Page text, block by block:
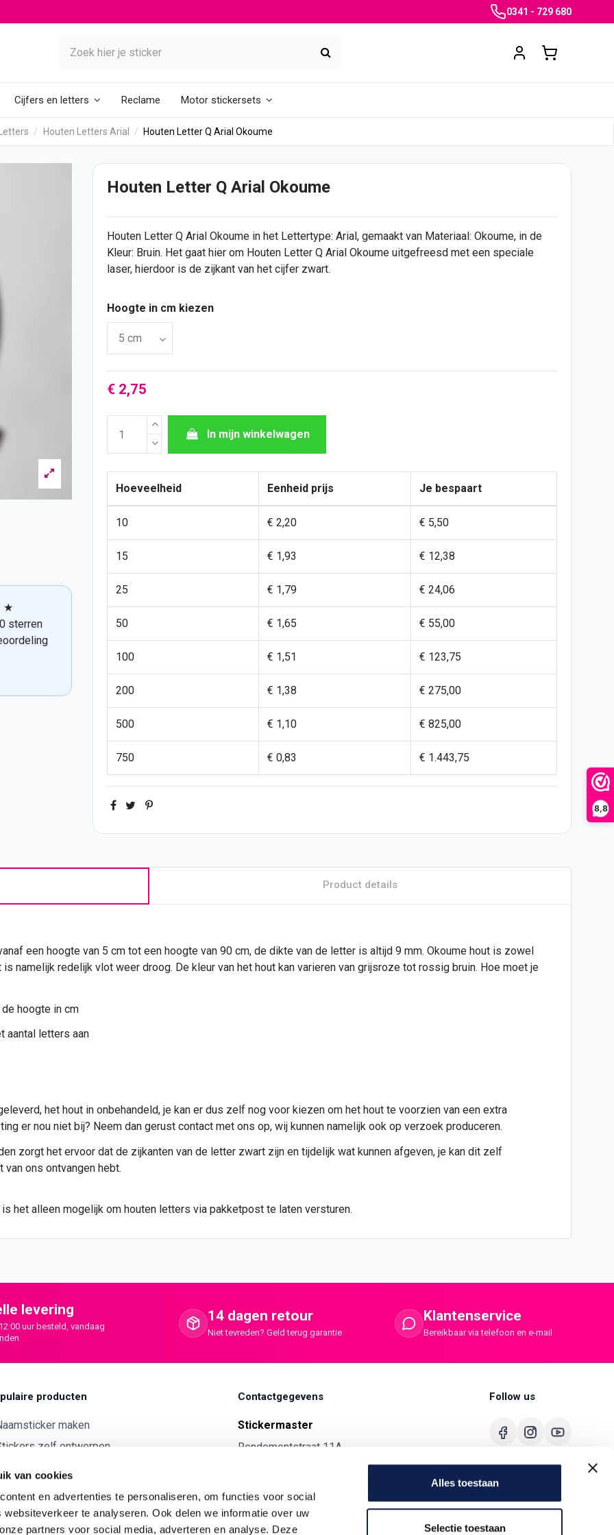
8,8
van cookies
en advertenties te personaliseren, om functies voor social
websiteverkeer te analyseren. Ook delen we informatie over uw
partners voor social media, adverteren en analyse. Deze
Alles toestaan
Selectie toestaan
0341 - 729 680
Cijfers en letters Reclame Motor stickersets
Houten Letters Arial Houten Letter Q Arial Okoume
★
sterren
Houten Letter Q Arial Okoume
Houten LetterQ Arial Okoume in het Lettertype: Arial, gemaakt van Materiaal: Okoume, in de
Kleur: Bruin. Het gaat hier om Houten Letter Q Arial Okoume uitgefreesd met een speciale
laser, hierdoor is de zijkant van het cijferzwart.
Hoogte in cm kiezen
€ 2,75
In mijn winkelwagen
Hoeveelheid Eenheid prijs Je bespaart
10 € 2,20 € 5,50
15 € 1,93 € 12,38
25 € 1,79 € 24,06
50 € 1,65 € 55,00
100 € 1,51 € 123,75
200 € 1,38 € 275,00
500 € 1,10 € 825,00
750 € 0,83 € 1.443,75
Product details
een hoogte van 5 cm tot een hoogte van 90 cm, de dikte van de letter is altijd 9 mm. Okoume hout is zowel
namelijk redelijk vlot weer droog. De kleur van het hout kan varieren van grijsroze tot rossig bruin. Hoe moet je
hoogte in cm
aantal letters aan
het hout in onbehandeld, je kan er dus zelf nog voor kiezen om het hout te voorzien van een extra
er nou niet bij? Neem dan gerust contact met ons op, wij kunnen namelijk ook op verzoek produceren.
zorgt het ervoor dat de zijkanten van de letter zwart zijn en tijdelijk wat kunnen afgeven, je kan dit zelf
ons ontvangen hebt.
het alleen mogelijk om houten letters via pakketpost te laten versturen.
levering
uur besteld, vandaag
14 dagen retour
Niet tevreden? Geld terug garantie
Klantenservice
Bereikbaar via telefoon en e-mail
producten
maken
zelf ontwerpen
je eigen kunststof tekst
maken
Contactgegevens
Stickermaster
Rendementstraat 11A
info@stickermaster.nl
Follow us